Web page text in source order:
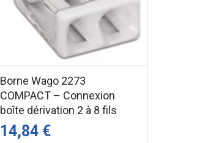
Borne Wago 2273
COMPACT – Connexion
boîte dérivation 2 à 8 fils
14,84 €